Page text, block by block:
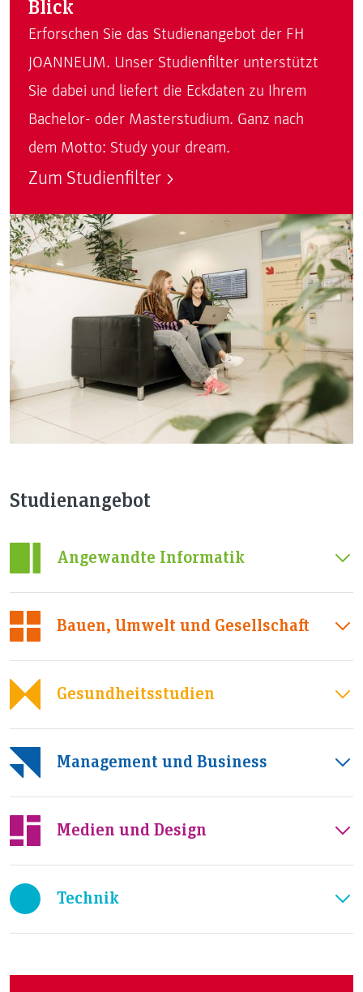
Blick
Erforschen Sie das Studienangebot der FH
JOANNEUM. Unser Studienfilter unterstützt
Sie dabei und liefert die Eckdaten zu Ihrem
Bachelor- oder Masterstudium. Ganz nach
dem Motto: Study your dream.
Zum Studienfilter
Studienangebot
Angewandte Informatik
Bauen, Umwelt und Gesellschaft
Gesundheitsstudien
Management und Business
Medien und Design
Technik